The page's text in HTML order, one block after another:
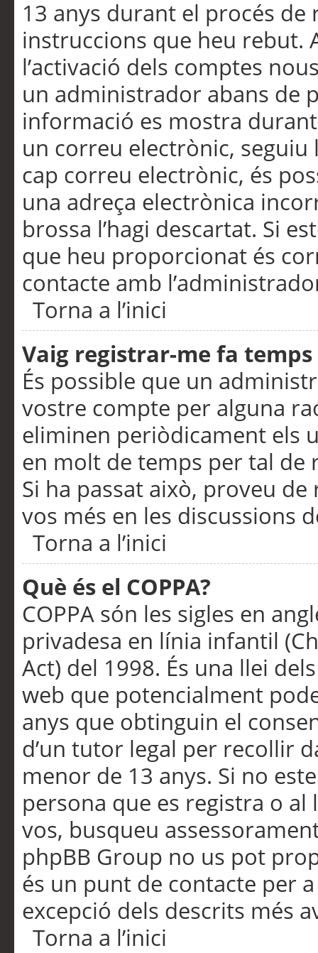
13 anys durant el procés de
instruccions que heu rebut.
l’activació dels comptes
un administrador abans de
informació es mostra
un correu electrònic,
cap correu electrònic, és
una adreça electrònica
brossa l’hagi descartat. Si
que heu proporcionat és
contacte amb
Torna a l’inici
Vaig registrar-me fa
És possible que un
vostre compte per alguna
eliminen periòdicament els
en molt de temps per tal de
Si ha passat això, proveu
vos més en les discussions
Torna a l’inici
Què és el COPPA?
COPPA són les sigles en
privadesa en línia infantil
Act) del 1998. És una llei
web que potencialment
anys que obtinguin el
d’un tutor legal per recollir
menor de 13 anys. Si no
persona que es registra o
vos, busqueu
phpBB Group no us pot
és un punt de contacte per
excepció dels descrits més
Torna a l’inici